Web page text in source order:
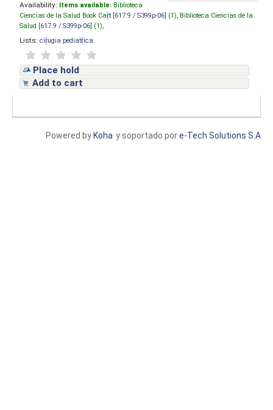
Availability: Items available: Biblioteca
Ciencias de la Salud Book Cart [ 617.9 / S399p-06 ] (1), Biblioteca Ciencias de la
Salud [ 617.9 / S399p-06 ] (1),
Lists: cirugia pediatrica
Place hold
Add to cart
y soportado pore-Tech Solutions S.A
Powered by Koha